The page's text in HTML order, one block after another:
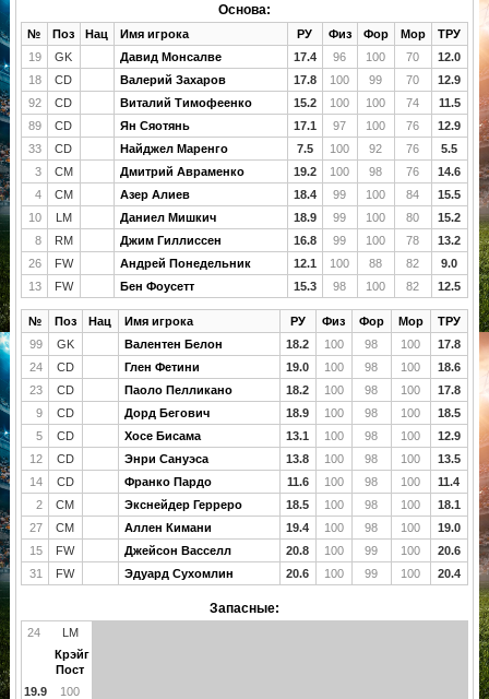
Основа:
№ Поз Нац Имя игрока РУ Физ Фор Мор
ТРУ
19
GK Давид Монсалве 17.4 96 100 70
12.0
18
CD Валерий Захаров 17.8 100 99 70
12.9
92
CD Виталий Тимофеенко 15.2 100 100 74
11.5
89
CD Ян Сяотянь 17.1 97 100 76
12.9
33
CD Найджел Маренго 7.5 100 92 76
5.5
3
CM Дмитрий Авраменко 19.2 100 98 76
14.6
4
CM Азер Алиев 18.4 99 100 84
15.5
10
LM Даниел Мишкич 18.9 99 100 80
15.2
8
RM Джим Гиллиссен 16.8 99 100 78
13.2
26
FW Андрей Понедельник 12.1 100 88 82
9.0
13
FW Бен Фоусетт 15.3 98 100 82 12.5
№ Поз Нац Имя игрока РУ Физ Фор Мор
ТРУ
99
GK Валентен Белон 18.2 100 98 100
17.8
24
CD Глен Фетини 19.0 100 98 100
18.6
23
CD Паоло Пелликано 18.2 100 98 100
17.8
9
CD Дорд Бегович 18.9 100 98 100
18.5
5
CD Хосе Бисама 13.1 100 98 100
12.9
12
CD Энри Сануэса 13.8 100 98 100
13.5
14
CD Франко Пардо 11.6 100 98 100
11.4
2
CM Экснейдер Герреро 18.5 100 98 100
18.1
27
CM Аллен Кимани 19.4 100 98 100
19.0
15
FW Джейсон Васселл 20.8 100 99 100
20.6
31
FW Эдуард Сухомлин 20.6 100 99 100 20.4
Запасные:
24
LM
Крэйг
Пост
19.9
100